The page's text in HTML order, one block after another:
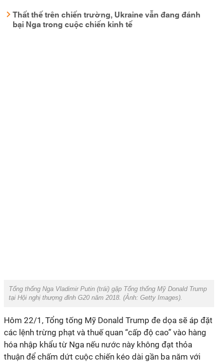
Thất thế trên chiến trường, Ukraine vẫn đang đánh
bại Nga trong cuộc chiến kinh tế
Tổng thống Nga Vladimir Putin (trái) gặp Tổng thống Mỹ Donald Trump
tại Hội nghị thượng đỉnh G20 năm 2018. (Ảnh: Getty Images).
Hôm 22/1, Tổng tống Mỹ Donald Trump đe dọa sẽ áp đặt
các lệnh trừng phạt và thuế quan “cấp độ cao” vào hàng
hóa nhập khẩu từ Nga nếu nước này không đạt thỏa
thuận để chấm dứt cuộc chiến kéo dài gần ba năm với